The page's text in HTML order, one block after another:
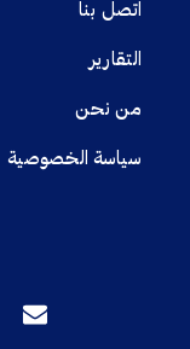
اتصل بنا
التقارير
من نحن
سياسة الخصوصية